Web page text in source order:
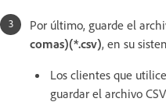
Por último, guarde el
comas)(*.csv), en su
Los clientes que
guardar el archivo